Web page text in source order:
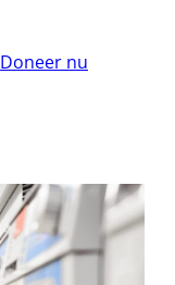
Doneer nu